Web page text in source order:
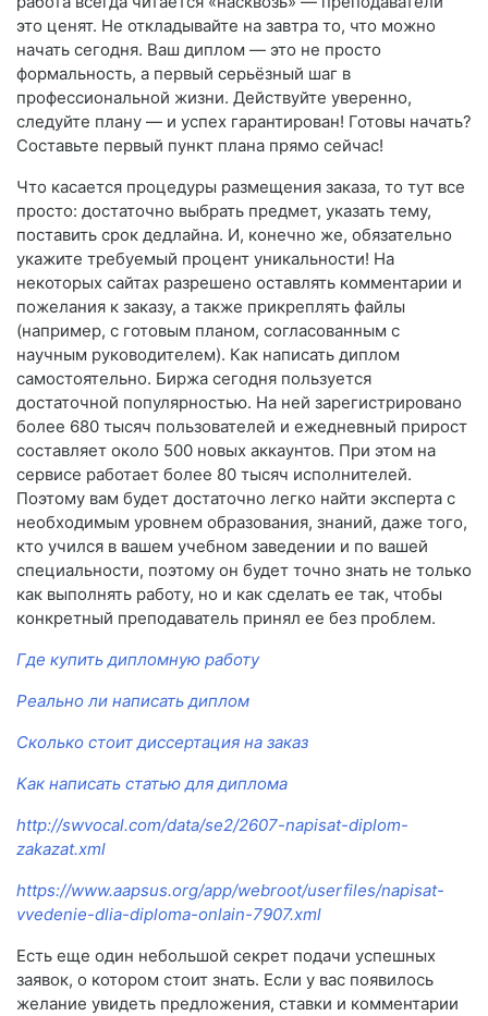
это ценят. Не откладывайте на завтра то, что можно
начать сегодня. Ваш диплом — это не просто
формальность, а первый серьёзный шаг в
профессиональной жизни. Действуйте уверенно,
следуйте плану — и успех гарантирован! Готовы начать?
Составьте первый пункт плана прямо сейчас!
Что касается процедуры размещения заказа, то тут все
просто: достаточно выбрать предмет, указать тему,
поставить срок дедлайна. И, конечно же, обязательно
укажите требуемый процент уникальности! На
некоторых сайтах разрешено оставлять комментарии и
пожелания к заказу, а также прикреплять файлы
(например, с готовым планом, согласованным с
научным руководителем). Как написать диплом
самостоятельно. Биржа сегодня пользуется
достаточной популярностью. На ней зарегистрировано
более 680 тысяч пользователей и ежедневный прирост
составляет около 500 новых аккаунтов. При этом на
сервисе работает более 80 тысяч исполнителей.
Поэтому вам будет достаточно легко найти эксперта с
необходимым уровнем образования, знаний, даже того,
кто учился в вашем учебном заведении и по вашей
специальности, поэтому он будет точно знать не только
как выполнять работу, но и как сделать ее так, чтобы
конкретный преподаватель принял ее без проблем.
Где купить дипломную работу
Реально ли написать диплом
Сколько стоит диссертация на заказ
Как написать статью для диплома
http://swvocal.com/data/se2/2607-napisat-diplom-
zakazat.xml
https://www.aapsus.org/app/webroot/userfiles/napisat-
vvedenie-dlia-diploma-onlain-7907.xml
Есть еще один небольшой секрет подачи успешных
заявок, о котором стоит знать. Если у вас появилось
желание увидеть предложения, ставки и комментарии